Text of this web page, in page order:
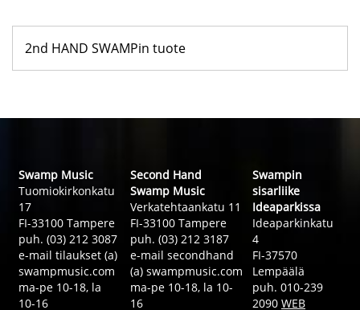
2nd HAND SWAMPin tuote
Swamp Music
Tuomiokirkonkatu
17
FI-33100 Tampere
puh. (03) 212 3087
e-mail tilaukset (a)
swampmusic.com
ma-pe 10-18, la
10-16
Second Hand
Swamp Music
Verkatehtaankatu 11
FI-33100 Tampere
puh. (03) 212 3187
e-mail secondhand
(a) swampmusic.com
ma-pe 10-18, la 10-
16
Swampin
sisarliike
Ideaparkissa
Ideaparkinkatu
4
FI-37570
Lempäälä
puh. 010-239
2090 WEB